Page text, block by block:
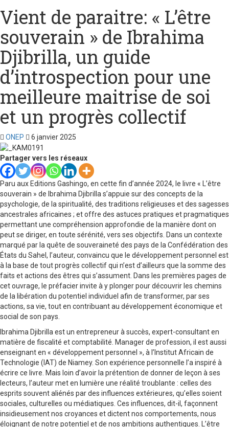
Vient de paraitre: « L’être
souverain » de Ibrahima
Djibrilla, un guide
d’introspection pour une
meilleure maitrise de soi
et un progrès collectif
ONEP 6 janvier 2025
Partager vers les réseaux
Paru aux Editions Gashingo, en cette fin d’année 2024, le livre « L’être
souverain » de Ibrahima Djibrilla s’appuie sur des concepts de la
psychologie, de la spiritualité, des traditions religieuses et des sagesses
ancestrales africaines ; et offre des astuces pratiques et pragmatiques
permettant une compréhension approfondie de la manière dont on
peut se diriger, en toute sérénité, vers ses objectifs. Dans un contexte
marqué par la quête de souveraineté des pays de la Confédération des
États du Sahel, l’auteur, convaincu que le développement personnel est
à la base de tout progrès collectif qui n’est d’ailleurs que la somme des
faits et actions des êtres qui s’assument. Dans les premières pages de
cet ouvrage, le préfacier invite à y plonger pour découvrir les chemins
de la libération du potentiel individuel afin de transformer, par ses
actions, sa vie, tout en contribuant au développement économique et
social de son pays.
Ibrahima Djibrilla est un entrepreneur à succès, expert-consultant en
matière de fiscalité et comptabilité. Manager de profession, il est aussi
enseignant en « développement personnel », à l’Institut Africain de
Technologie (IAT) de Niamey. Son expérience personnelle l’a inspiré à
écrire ce livre. Mais loin d’avoir la prétention de donner de leçon à ses
lecteurs, l’auteur met en lumière une réalité troublante : celles des
esprits souvent aliénés par des influences extérieures, qu’elles soient
sociales, culturelles ou médiatiques. Ces influences, dit-il, façonnent
insidieusement nos croyances et dictent nos comportements, nous
éloignant de notre potentiel et de nos ambitions authentiques. L’être